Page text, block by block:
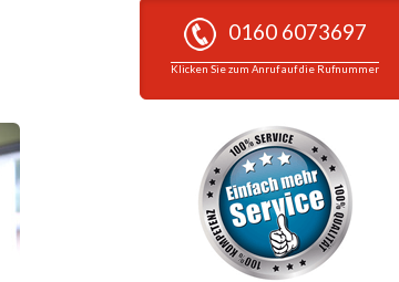
0160 6073697
Klicken Sie zum Anruf auf die Rufnummer